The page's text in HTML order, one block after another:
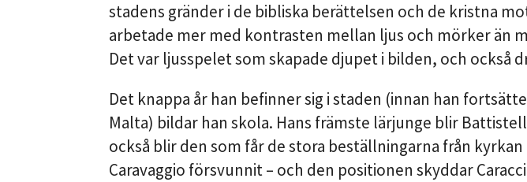
stadens gränder i de bibliska berättelsen och de kristna
arbetade mer med kontrasten mellan ljus och mörker än
Det var ljusspelet som skapade djupet i bilden, och också
Det knappa år han befinner sig i staden (innan han
Malta) bildar han skola. Hans främste lärjunge blir
också blir den som får de stora beställningarna från
Caravaggio försvunnit – och den positionen skyddar